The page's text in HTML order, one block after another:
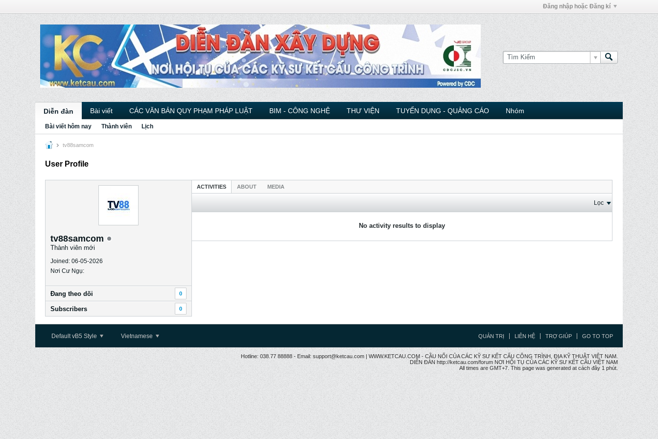
Đăng nhập hoặc Đăng kí
Diễn đàn Bài viết CÁC VĂN BẢN QUY PHẠM PHÁP LUẬT BIM - CÔNG NGHỆ THƯ VIỆN TUYỂN DỤNG - QUẢNG CÁO Nhóm
Bài viết hôm nay Thành viên Lịch
tv88samcom
User Profile
tv88samcom
Thành viên mới
Joined: 06-05-2026
Nơi Cư Ngụ:
Ðang theo dõi 0
Subscribers 0
ACTIVITIES ABOUT MEDIA
Lọc
No activity results to display
Default vB5 Style Vietnamese QUẢN TRỊ LIÊN HỆ TRỢ GIÚP GO TO TOP
Hotline: 038.77 88888 - Email: support@ketcau.com | WWW.KETCAU.COM - CẦU NỐI CỦA CÁC KỸ SƯ KẾT CẤU CÔNG TRÌNH, ĐỊA KỸ THUẬT VIỆT NAM.
DIỄN ĐÀN http://ketcau.com/forum NƠI HỘI TỤ CỦA CÁC KỸ SƯ KẾT CÂU VIỆT NAM
All times are GMT+7. This page was generated at cách đây 1 phút.